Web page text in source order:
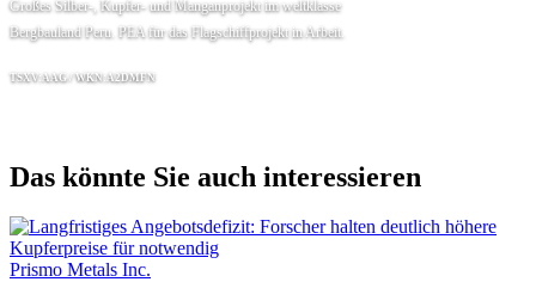
Großes Silber-, Kupfer- und Manganprojekt im weltklasse
Bergbauland Peru. PEA für das Flagschiffprojekt in Arbeit.
TSXV:AAG / WKN:A2DMFN
Das könnte Sie auch interessieren
Prismo Metals Inc.